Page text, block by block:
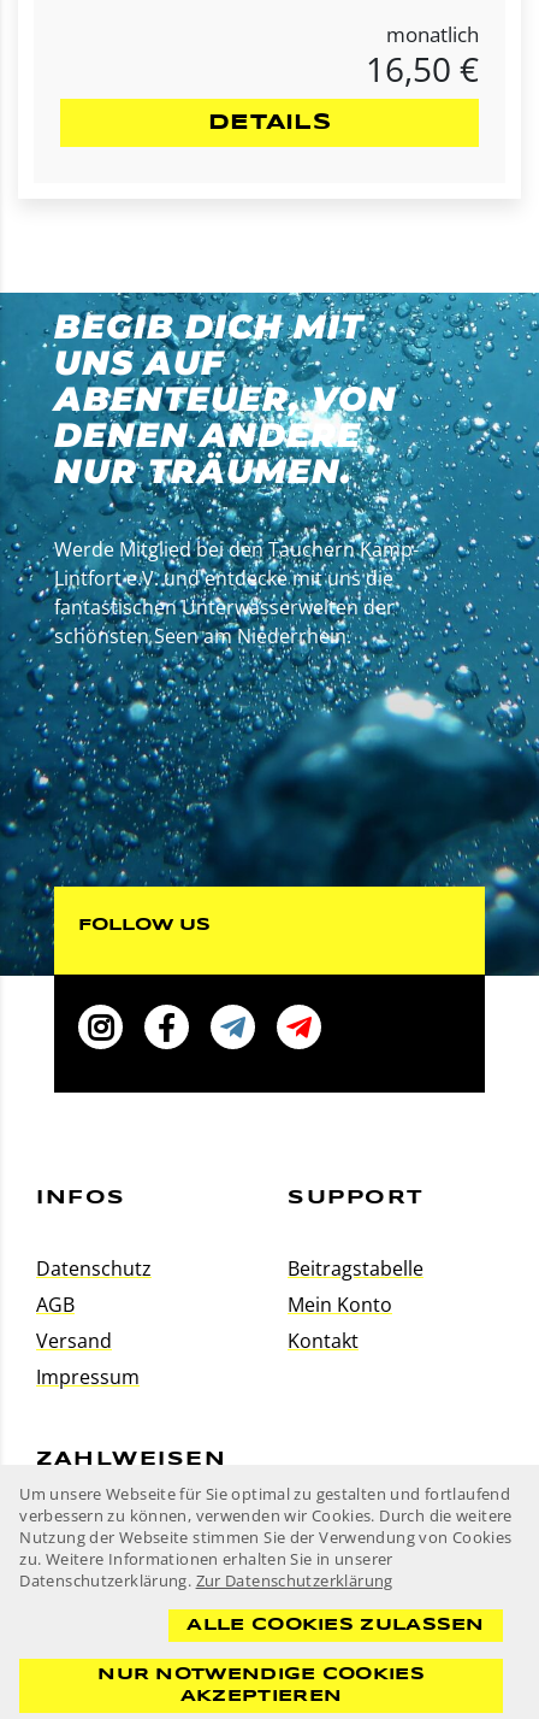
monatlich
16,50 €
DETAILS
BEGIB DICH MIT
UNS AUF
ABENTEUER, VON
DENEN ANDERE
NUR TRÄUMEN.
Werde Mitglied bei den Tauchern Kamp-
Lintfort e.V. und entdecke mit uns die
fantastischen Unterwasserwelten der
schönsten Seen am Niederrhein.
FOLLOW US
INFOS
Datenschutz
AGB
Versand
Impressum
SUPPORT
Beitragstabelle
Mein Konto
Kontakt
ZAHLWEISEN
Taucher Kamp-Lintfort e.V.
Postfach 10 18 25
47463 Kamp-Lintfort
2026 powered byLMS Sport GmbH
Um unsere Webseite für Sie optimal zu gestalten und fortlaufend
verbessern zu können, verwenden wir Cookies. Durch die weitere
Nutzung der Webseite stimmen Sie der Verwendung von Cookies
zu. Weitere Informationen erhalten Sie in unserer
Datenschutzerklärung. Zur Datenschutzerklärung
ALLE COOKIES ZULASSEN
NUR NOTWENDIGE COOKIES
AKZEPTIEREN